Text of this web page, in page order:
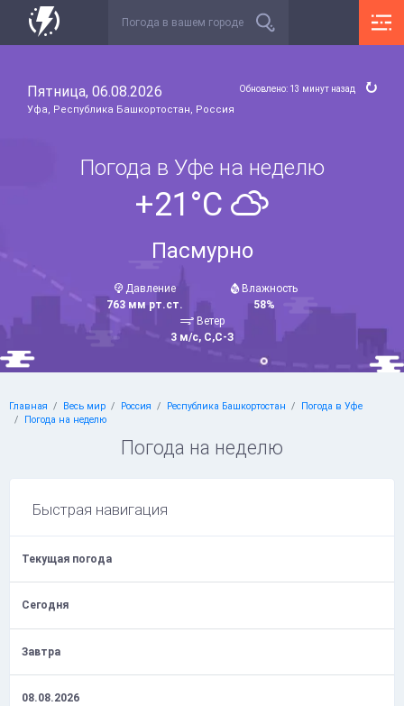
Пятница, 06.08.2026
Уфа, Республика Башкортостан, Россия
Обновлено: 13 минут назад
Погода в Уфе на неделю
+21°C
Пасмурно
Давление
763 мм рт.ст.
Влажность
58%
Ветер
3 м/с, С,С-З
Главная Весь мир Россия Республика Башкортостан
Погода в Уфе
Погода на неделю
Погода на неделю
Быстрая навигация
Текущая погода
Сегодня
Завтра
08.08.2026